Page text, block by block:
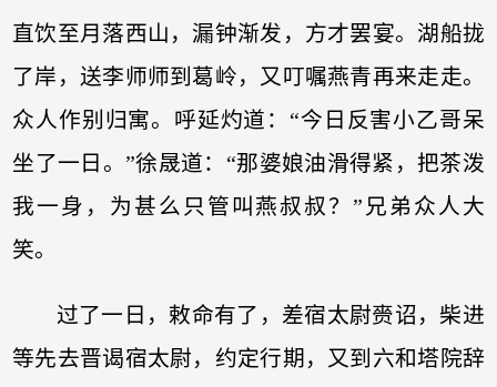
直饮至月落西山，漏钟渐发，方才罢宴。湖船拢
了岸，送李师师到葛岭，又叮嘱燕青再来走走。
众人作别归寓。呼延灼道：“今日反害小乙哥呆
坐了一日。”徐晟道：“那婆娘油滑得紧，把茶泼
我一身，为甚么只管叫燕叔叔？”兄弟众人大
笑。
过了一日，敕命有了，差宿太尉赍诏，柴进
等先去晋谒宿太尉，约定行期，又到六和塔院辞